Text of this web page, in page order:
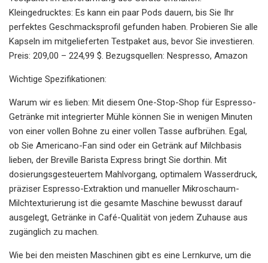
Kleingedrucktes: Es kann ein paar Pods dauern, bis Sie Ihr
perfektes Geschmacksprofil gefunden haben. Probieren Sie alle
Kapseln im mitgelieferten Testpaket aus, bevor Sie investieren.
Preis: 209,00 – 224,99 $. Bezugsquellen: Nespresso, Amazon
Wichtige Spezifikationen:
Warum wir es lieben: Mit diesem One-Stop-Shop für Espresso-
Getränke mit integrierter Mühle können Sie in wenigen Minuten
von einer vollen Bohne zu einer vollen Tasse aufbrühen. Egal,
ob Sie Americano-Fan sind oder ein Getränk auf Milchbasis
lieben, der Breville Barista Express bringt Sie dorthin. Mit
dosierungsgesteuertem Mahlvorgang, optimalem Wasserdruck,
präziser Espresso-Extraktion und manueller Mikroschaum-
Milchtexturierung ist die gesamte Maschine bewusst darauf
ausgelegt, Getränke in Café-Qualität von jedem Zuhause aus
zugänglich zu machen.
Wie bei den meisten Maschinen gibt es eine Lernkurve, um die